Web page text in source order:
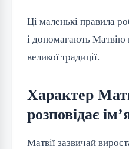
Ці маленькі правила
і допомагають Матвію
великої традиції.
Характер
розповідає
Матвії зазвичай